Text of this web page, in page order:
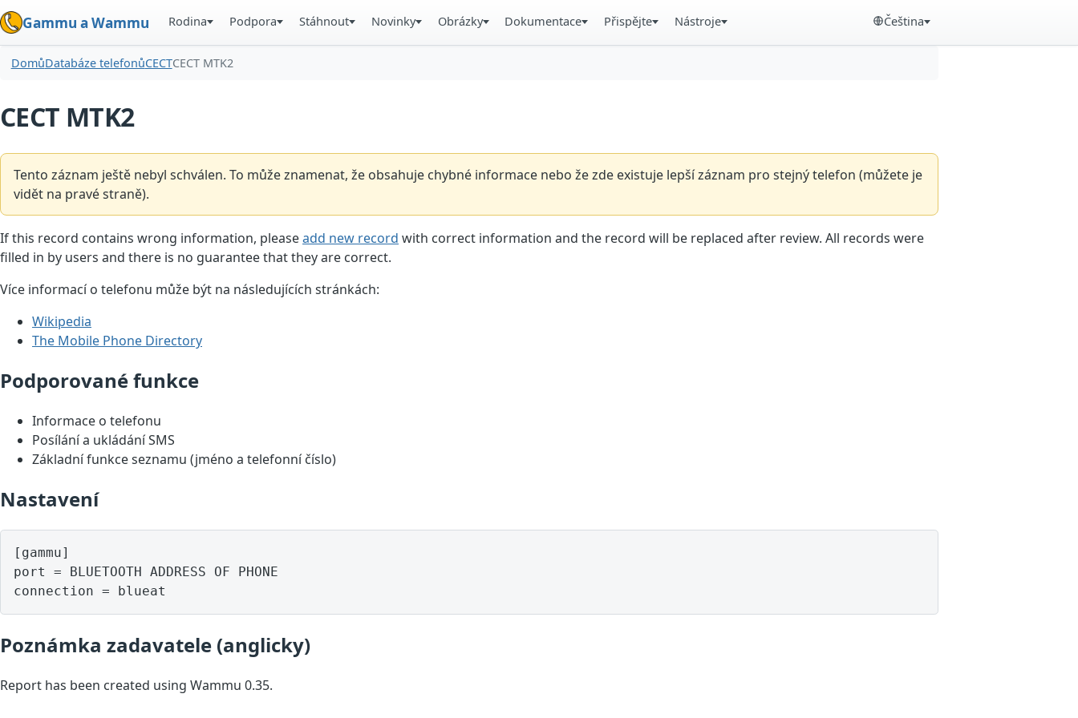
Gammu a Wammu Rodina Podpora Stáhnout Novinky Obrázky Dokumentace Přispějte Nástroje Čeština
DomůDatabáze telefonůCECTCECT MTK2
CECT MTK2
Tento záznam ještě nebyl schválen. To může znamenat, že obsahuje chybné informace nebo že zde existuje lepší záznam pro stejný telefon (můžete je
vidět na pravé straně).
If this record contains wrong information, pleaseadd new record with correct information and the record will be replaced after review. All records were
filled in by users and there is no guarantee that they are correct.
Více informací o telefonu může být na následujících stránkách:
Wikipedia
The Mobile Phone Directory
Podporované funkce
Informace o telefonu
Posílání a ukládání SMS
Základní funkce seznamu (jméno a telefonní číslo)
Nastavení
[gammu]
port = BLUETOOTH ADDRESS OF PHONE
Poznámka zadavatele (anglicky)
Report has been created using Wammu 0.35.